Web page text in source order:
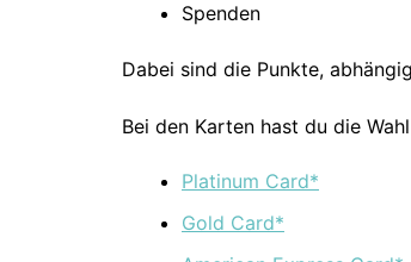
Spenden
Dabei sind die Punkte,
Bei den Karten hast du die
Platinum Card*
Gold Card*